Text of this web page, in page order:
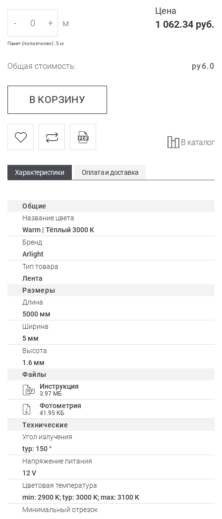
Цена
1 062.34 руб.
- + м
Пакет (полиэтилен) : 5 м
Общая стоимость: 0
руб.
В КОРЗИНУ
В каталог
Характеристики Оплата и доставка
Общие
Название цвета
Warm | Тёплый 3000 K
Бренд
Arlight
Тип товара
Лента
Размеры
Длина
5000 мм
Ширина
5 мм
Высота
1.6 мм
Файлы
Инструкция
3.97 МБ
Фотометрия
41.95 КБ
Технические
Угол излучения
typ: 150 °
Напряжение питания
12 V
Цветовая температура
min: 2900 K; typ: 3000 K; max: 3100 K
Минимальный отрезок